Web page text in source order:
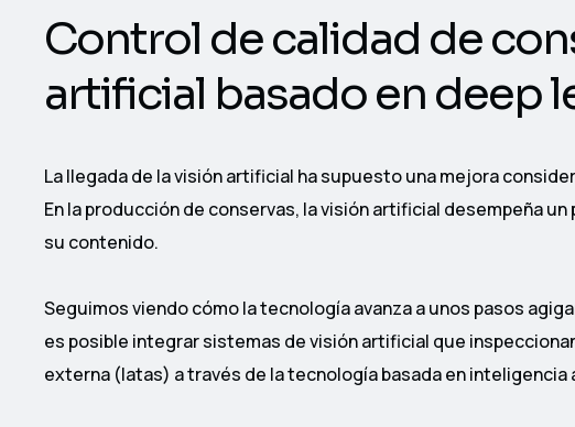
Control de calidad de
artificial basado en deep
La llegada de la visión artificial ha supuesto una mejora
En la producción de conservas, la visión artificial desempeña
su contenido.
Seguimos viendo cómo la tecnología avanza a unos pasos
es posible integrar sistemas de visión artificial que
externa (latas) a través de la tecnología basada en